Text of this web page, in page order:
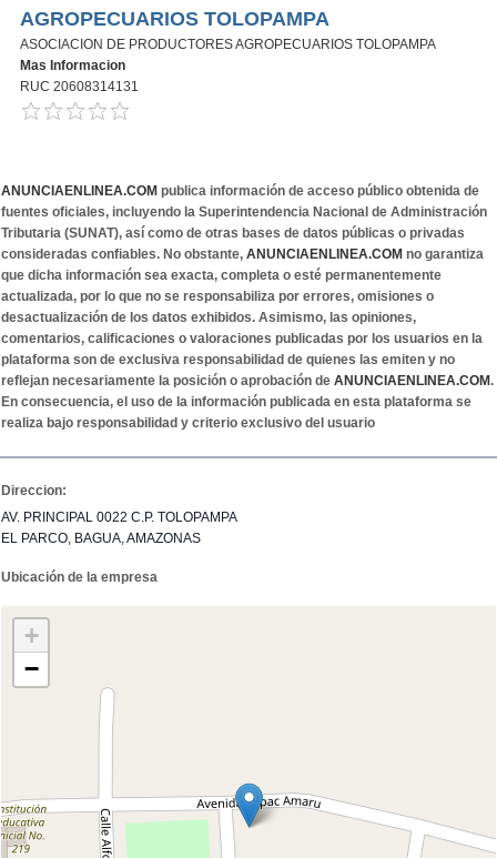
AGROPECUARIOS TOLOPAMPA
ASOCIACION DE PRODUCTORES AGROPECUARIOS TOLOPAMPA
Mas Informacion
RUC 20608314131
ANUNCIAENLINEA.COM publica información de acceso público obtenida de
fuentes oficiales, incluyendo la Superintendencia Nacional de Administración
Tributaria (SUNAT), así como de otras bases de datos públicas o privadas
consideradas confiables. No obstante, ANUNCIAENLINEA.COM no garantiza
que dicha información sea exacta, completa o esté permanentemente
actualizada, por lo que no se responsabiliza por errores, omisiones o
desactualización de los datos exhibidos. Asimismo, las opiniones,
comentarios, calificaciones o valoraciones publicadas por los usuarios en la
plataforma son de exclusiva responsabilidad de quienes las emiten y no
reflejan necesariamente la posición o aprobación de ANUNCIAENLINEA.COM.
En consecuencia, el uso de la información publicada en esta plataforma se
realiza bajo responsabilidad y criterio exclusivo del usuario
Direccion:
AV. PRINCIPAL 0022 C.P. TOLOPAMPA
EL PARCO, BAGUA, AMAZONAS
Ubicación de la empresa
+
−